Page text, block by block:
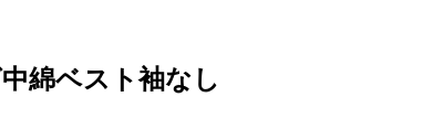
綿ベスト袖なし